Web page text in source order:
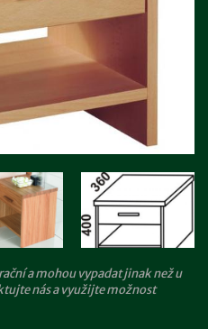
a mohou vypadat jinak než u
nás a využijte možnost